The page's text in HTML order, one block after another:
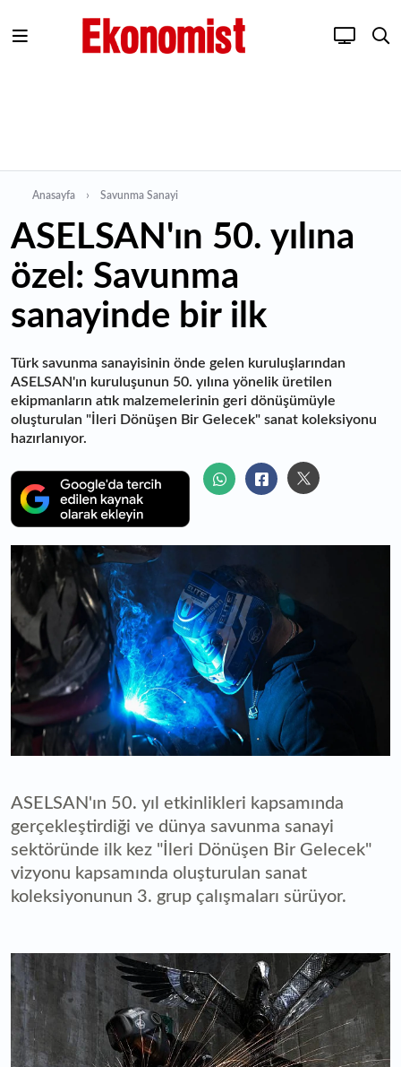
Anasayfa Savunma Sanayi
ASELSAN'ın 50. yılına
özel: Savunma
sanayinde bir ilk
Türk savunma sanayisinin önde gelen kuruluşlarından
ASELSAN'ın kuruluşunun 50. yılına yönelik üretilen
ekipmanların atık malzemelerinin geri dönüşümüyle
oluşturulan "İleri Dönüşen Bir Gelecek" sanat koleksiyonu
hazırlanıyor.
ASELSAN'ın 50. yıl etkinlikleri kapsamında
gerçekleştirdiği ve dünya savunma sanayi
sektöründe ilk kez "İleri Dönüşen Bir Gelecek"
vizyonu kapsamında oluşturulan sanat
koleksiyonunun 3. grup çalışmaları sürüyor.